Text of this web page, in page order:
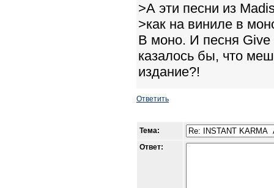
>А эти песни из
>как на виниле в
В моно. И песня Give
казалось бы, что
издание?!
Ответить
Тема:
Ответ: